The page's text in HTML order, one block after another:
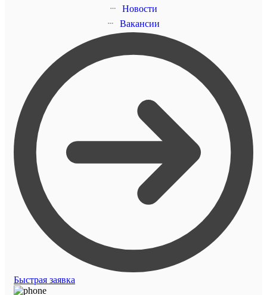
Новости
Вакансии
Быстрая заявка